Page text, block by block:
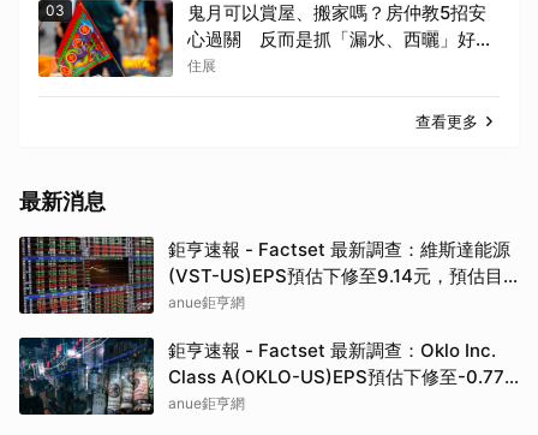
03
鬼月可以賞屋、搬家嗎？房仲教5招安
心過關 反而是抓「漏水、西曬」好時
機
住展
查看更多
最新消息
鉅亨速報 - Factset 最新調查：維斯達能源
(VST-US)EPS預估下修至9.14元，預估目
標價為222.00元
anue鉅亨網
鉅亨速報 - Factset 最新調查：Oklo Inc.
Class A(OKLO-US)EPS預估下修至-0.77
元，預估目標價為83.50元
anue鉅亨網